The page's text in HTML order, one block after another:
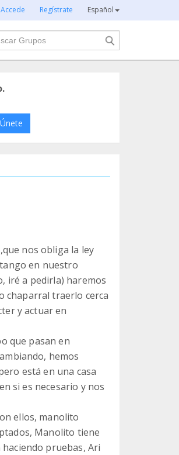
Accede Regístrate Español
Únete
nos obliga la ley
en nuestro
iré a pedirla) haremos
chaparral traerlo cerca
y actuar en
que pasan en
hemos
está en una casa
si es necesario y nos
ellos, manolito
Manolito tiene
pruebas, Ari